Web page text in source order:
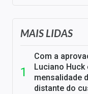
MAIS LIDAS
Com a
Luciano
mensalidade
distante do